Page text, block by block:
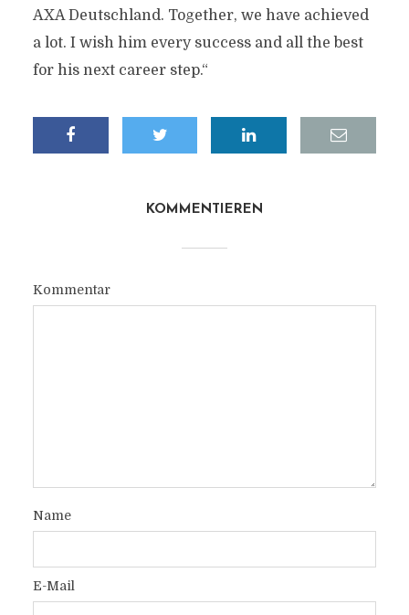
AXA Deutschland. Together, we have achieved
a lot. I wish him every success and all the best
for his next career step.“
KOMMENTIEREN
Kommentar
Name
E-Mail